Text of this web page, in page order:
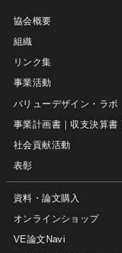
協会概要
組織
リンク集
事業活動
バリューデザイン・ラボ
事業計画書｜収支決算書
社会貢献活動
表彰
資料・論文購入
オンラインショップ
VE論文Navi